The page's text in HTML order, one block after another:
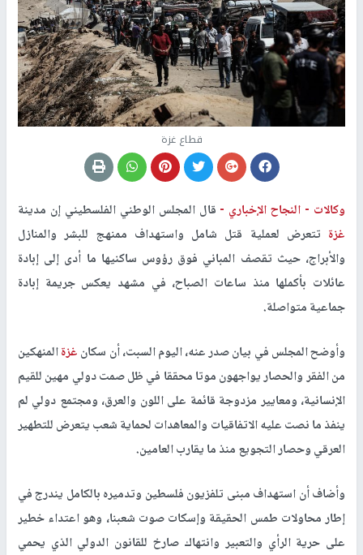
قطاع غزة
وكالات - النجاح الإخباري - قال المجلس الوطني الفلسطيني إن مدينة
غزة تتعرض لعملية قتل شامل واستهداف ممنهج للبشر والمنازل
والأبراج، حيث تقصف المباني فوق رؤوس ساكنيها ما أدى إلى إبادة
عائلات بأكملها منذ ساعات الصباح، في مشهد يعكس جريمة إبادة
جماعية متواصلة.
وأوضح المجلس في بيان صدر عنه، اليوم السبت، أن سكانغزةالمنهكين
من الفقر والحصار يواجهون موتا محققا في ظل صمت دولي مهين للقيم
الإنسانية، ومعايير مزدوجة قائمة على اللون والعرق، ومجتمع دولي لم
ينفذ ما نصت عليه الاتفاقيات والمعاهدات لحماية شعب يتعرض للتطهير
العرقي وحصار التجويع منذ ما يقارب العامين.
وأضاف أن استهداف مبنى تلفزيون فلسطين وتدميره بالكامل يندرج في
إطار محاولات طمس الحقيقة وإسكات صوت شعبنا، وهو اعتداء خطير
على حرية الرأي والتعبير وانتهاك صارخ للقانون الدولي الذي يحمي